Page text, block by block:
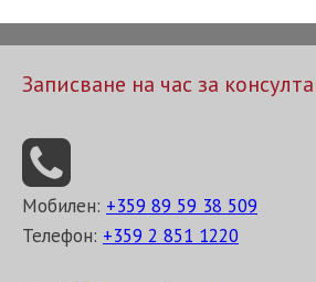
Записване на час за
Мобилен: +359 89 59 38 509
Телефон: +359 2 851 1220